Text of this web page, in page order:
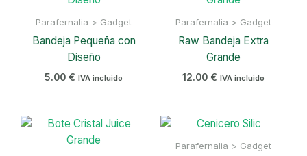
Parafernalia > Gadget
Bandeja Pequeña con
Diseño
5.00 € IVA incluido
Parafernalia > Gadget
Raw Bandeja Extra
Grande
12.00 € IVA incluido
Parafernalia > Gadget